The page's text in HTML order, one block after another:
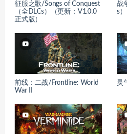
征服之歌/Songs of Conquest
（全DLCs）（更新：V1.0.0
正式版）
战
s
前线：二战/Frontline: World
War II
灵